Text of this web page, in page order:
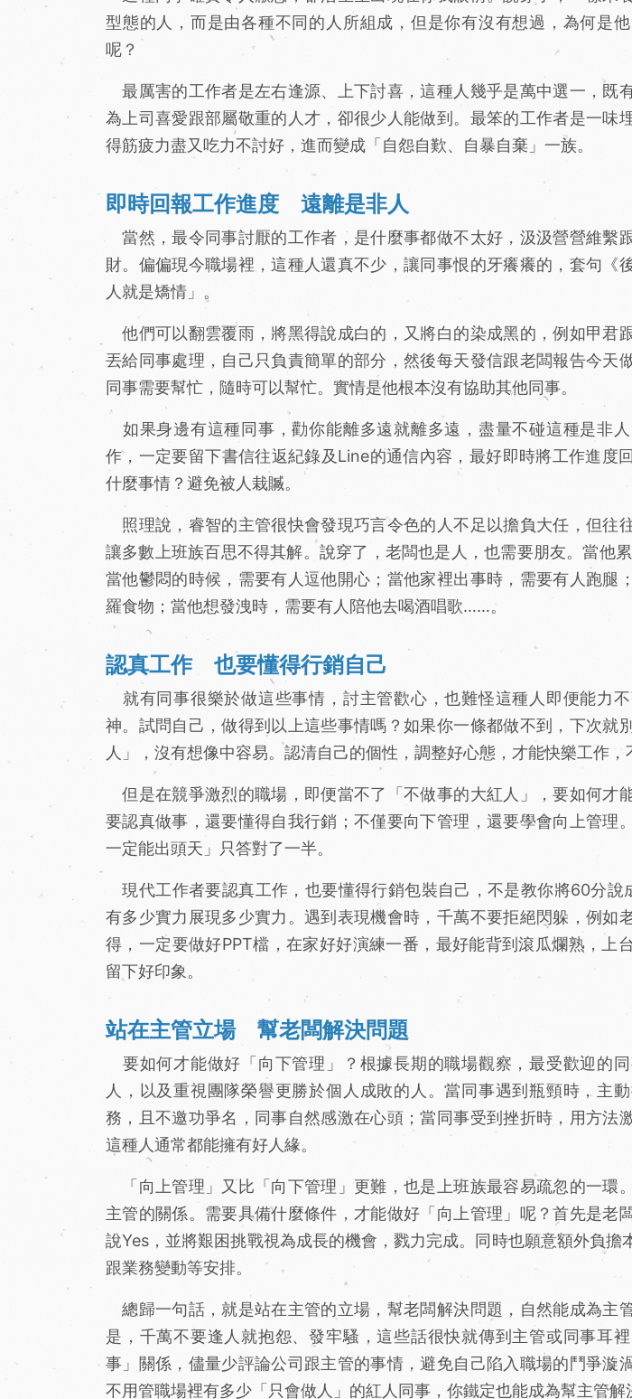
型態的人，而是由各種不同的人所組成，但是你有沒有想過，為何是
呢？
最厲害的工作者是左右逢源、上下討喜，這種人幾乎是萬中選一，既
為上司喜愛跟部屬敬重的人才，卻很少人能做到。最笨的工作者是一味
得筋疲力盡又吃力不討好，進而變成「自怨自歎、自暴自棄」一族。
即時回報工作進度 遠離是非人
當然，最令同事討厭的工作者，是什麼事都做不太好，汲汲營營維繫
財。偏偏現今職場裡，這種人還真不少，讓同事恨的牙癢癢的，套句《
人就是矯情」。
他們可以翻雲覆雨，將黑得說成白的，又將白的染成黑的，例如甲君
丟給同事處理，自己只負責簡單的部分，然後每天發信跟老闆報告今天
同事需要幫忙，隨時可以幫忙。實情是他根本沒有協助其他同事。
如果身邊有這種同事，勸你能離多遠就離多遠，盡量不碰這種是非
作，一定要留下書信往返紀錄及Line的通信內容，最好即時將工作進度
什麼事情？避免被人栽贓。
照理說，睿智的主管很快會發現巧言令色的人不足以擔負大任，但往
讓多數上班族百思不得其解。說穿了，老闆也是人，也需要朋友。當他
當他鬱悶的時候，需要有人逗他開心；當他家裡出事時，需要有人跑腿
羅食物；當他想發洩時，需要有人陪他去喝酒唱歌……。
認真工作 也要懂得行銷自己
就有同事很樂於做這些事情，討主管歡心，也難怪這種人即便能力
神。試問自己，做得到以上這些事情嗎？如果你一條都做不到，下次就
人」，沒有想像中容易。認清自己的個性，調整好心態，才能快樂工作，
但是在競爭激烈的職場，即便當不了「不做事的大紅人」，要如何才
要認真做事，還要懂得自我行銷；不僅要向下管理，還要學會向上管理
一定能出頭天」只答對了一半。
現代工作者要認真工作，也要懂得行銷包裝自己，不是教你將60分說
有多少實力展現多少實力。遇到表現機會時，千萬不要拒絕閃躲，例如
得，一定要做好PPT檔，在家好好演練一番，最好能背到滾瓜爛熟，上
留下好印象。
站在主管立場 幫老闆解決問題
要如何才能做好「向下管理」？根據長期的職場觀察，最受歡迎的
人，以及重視團隊榮譽更勝於個人成敗的人。當同事遇到瓶頸時，主
務，且不邀功爭名，同事自然感激在心頭；當同事受到挫折時，用方法
這種人通常都能擁有好人緣。
「向上管理」又比「向下管理」更難，也是上班族最容易疏忽的一環
主管的關係。需要具備什麼條件，才能做好「向上管理」呢？首先是老
說Yes，並將艱困挑戰視為成長的機會，戮力完成。同時也願意額外負擔
跟業務變動等安排。
總歸一句話，就是站在主管的立場，幫老闆解決問題，自然能成為主
是，千萬不要逢人就抱怨、發牢騷，這些話很快就傳到主管或同事耳
事」關係，儘量少評論公司跟主管的事情，避免自己陷入職場的鬥爭漩
不用管職場裡有多少「只會做人」的紅人同事，你鐵定也能成為幫主管解